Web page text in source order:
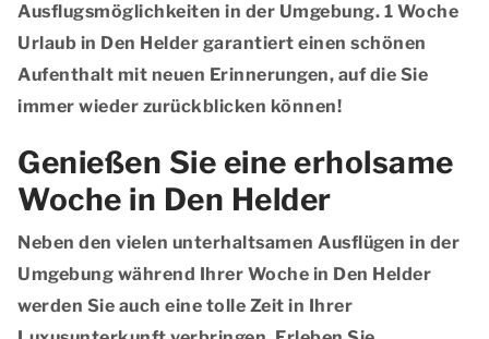
Ausflugsmöglichkeiten in der Umgebung. 1 Woche
Urlaub in Den Helder garantiert einen schönen
Aufenthalt mit neuen Erinnerungen, auf die Sie
immer wieder zurückblicken können!
Genießen Sie eine erholsame
Woche in Den Helder
Neben den vielen unterhaltsamen Ausflügen in der
Umgebung während Ihrer Woche in Den Helder
werden Sie auch eine tolle Zeit in Ihrer